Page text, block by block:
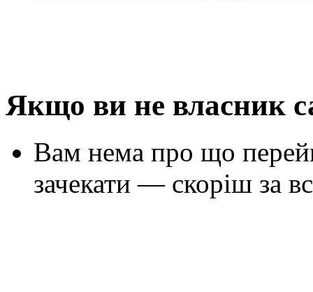
Якщо ви не власник
Вам нема про що
зачекати — скоріш за